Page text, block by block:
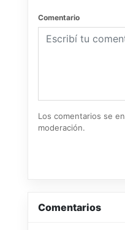
Comentario
Los comentarios se
moderación.
Comentarios